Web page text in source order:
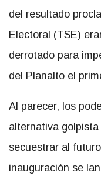
del resultado
Electoral (TSE)
derrotado para
del Planalto el
Al parecer, los
alternativa
secuestrar al
inauguración se